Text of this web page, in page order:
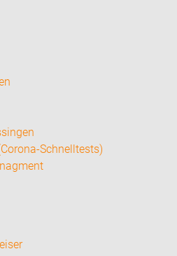
Schnelltests)